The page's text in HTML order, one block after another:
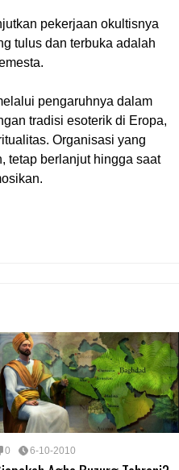
pekerjaan okultisnya
tulus dan terbuka adalah
pengaruhnya dalam
tradisi esoterik di Eropa,
Organisasi yang
tetap berlanjut hingga saat
0 6-10-2010